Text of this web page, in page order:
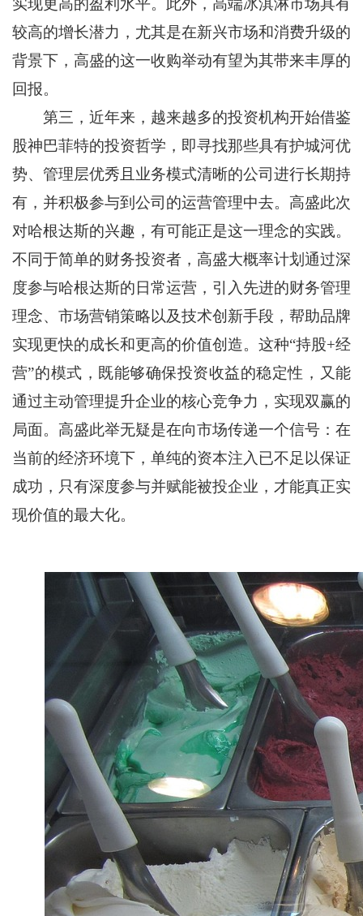
实现更高的盈利水平。此外，高端冰淇淋市场具有
较高的增长潜力，尤其是在新兴市场和消费升级的
背景下，高盛的这一收购举动有望为其带来丰厚的
回报。
第三，近年来，越来越多的投资机构开始借鉴
股神巴菲特的投资哲学，即寻找那些具有护城河优
势、管理层优秀且业务模式清晰的公司进行长期持
有，并积极参与到公司的运营管理中去。高盛此次
对哈根达斯的兴趣，有可能正是这一理念的实践。
不同于简单的财务投资者，高盛大概率计划通过深
度参与哈根达斯的日常运营，引入先进的财务管理
理念、市场营销策略以及技术创新手段，帮助品牌
实现更快的成长和更高的价值创造。这种“持股+经
营”的模式，既能够确保投资收益的稳定性，又能
通过主动管理提升企业的核心竞争力，实现双赢的
局面。高盛此举无疑是在向市场传递一个信号：在
当前的经济环境下，单纯的资本注入已不足以保证
成功，只有深度参与并赋能被投企业，才能真正实
现价值的最大化。